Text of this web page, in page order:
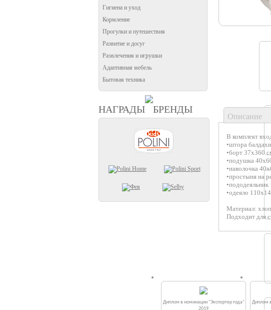
Гигиена и уход
Кормление
Прогулки и путешествия
Развитие и досуг
Развлечения и игрушки
Адаптивная мебель
Бытовая техника
НАГРАДЫ БРЕНДЫ
Описание
В комплект
•штора
•борт 37х360
•подушка
•наволочка
•простыня на
•одеяло
Материал:
Подходит для
Диплом в номинации "Экспортер года"
2019
Диплом